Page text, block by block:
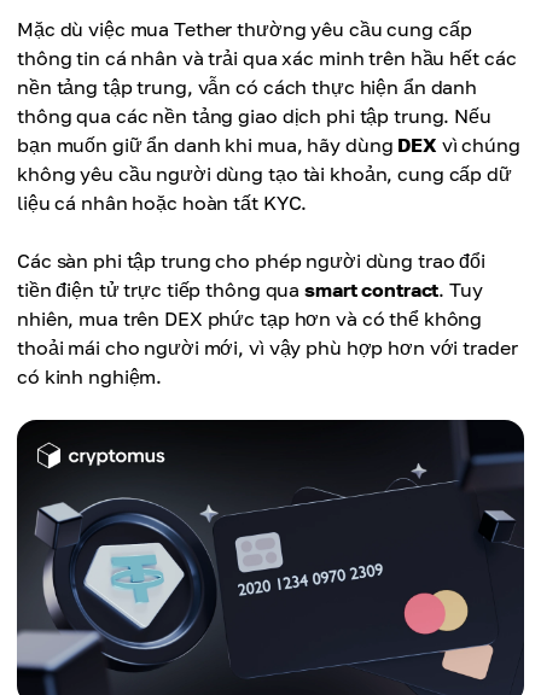
Mặc dù việc mua Tether thường yêu cầu cung cấp
thông tin cá nhân và trải qua xác minh trên hầu hết các
nền tảng tập trung, vẫn có cách thực hiện ẩn danh
thông qua các nền tảng giao dịch phi tập trung. Nếu
bạn muốn giữ ẩn danh khi mua, hãy dùng DEX vì chúng
không yêu cầu người dùng tạo tài khoản, cung cấp dữ
liệu cá nhân hoặc hoàn tất KYC.
Các sàn phi tập trung cho phép người dùng trao đổi
tiền điện tử trực tiếp thông quasmart contract. Tuy
nhiên, mua trên DEX phức tạp hơn và có thể không
thoải mái cho người mới, vì vậy phù hợp hơn với trader
có kinh nghiệm.